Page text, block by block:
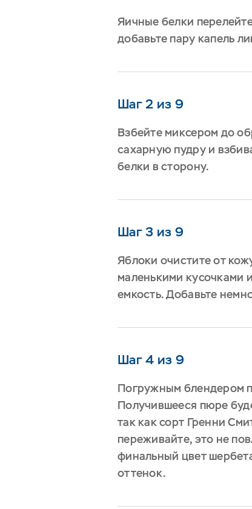
Яичные белки
добавьте пару капель
Шаг 2 из 9
Взбейте миксером до
сахарную пудру и
белки в сторону.
Шаг 3 из 9
Яблоки очистите от
маленькими кусочками
емкость. Добавьте
Шаг 4 из 9
Погружным блендером
Получившееся пюре
так как сорт Гренни
переживайте, это не
финальный цвет
оттенок.